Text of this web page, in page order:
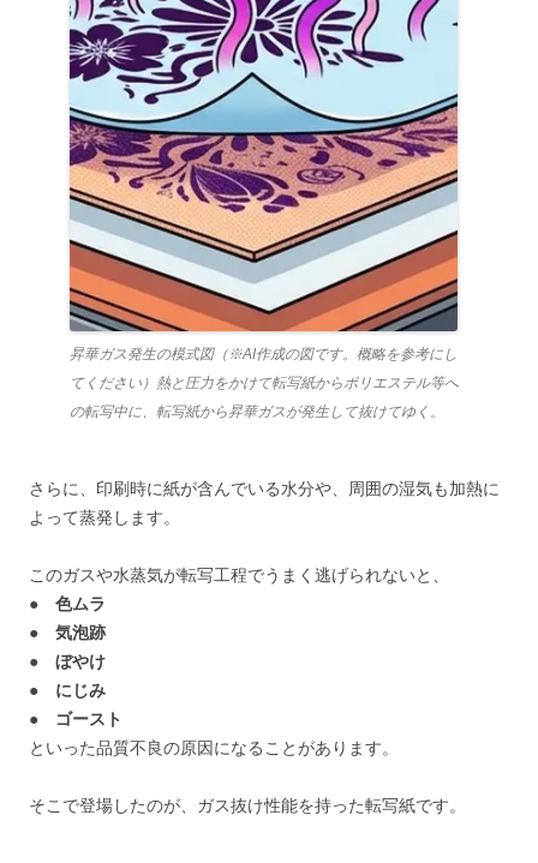
昇華ガス発生の模式図（※AI作成の図です。概略を参考にし
てください）熱と圧力をかけて転写紙からポリエステル等へ
の転写中に、転写紙から昇華ガスが発生して抜けてゆく。
さらに、印刷時に紙が含んでいる水分や、周囲の湿気も加熱に
よって蒸発します。
このガスや水蒸気が転写工程でうまく逃げられないと、
● 色ムラ
● 気泡跡
● ぼやけ
● にじみ
● ゴースト
といった品質不良の原因になることがあります。
そこで登場したのが、ガス抜け性能を持った転写紙です。